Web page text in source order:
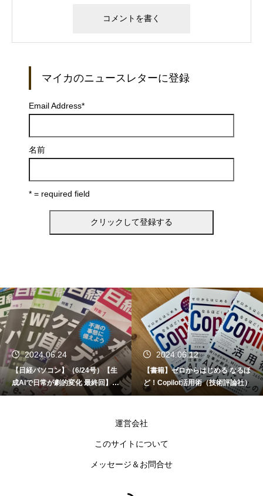
マイカのニュースレターに登録
Email Address*
名前
* = required field
2024.06.24
【日経パソコン】（6/24号）【生
成AIで日常が劇的変化 最終回】 A
I時代のアプリケーション／サービ
2024.06.12
【書籍】ゼロからはじめる なるほ
ど！Copilot活用術（技術評論社）
運営会社
このサイトについて
メッセージ＆お問合せ